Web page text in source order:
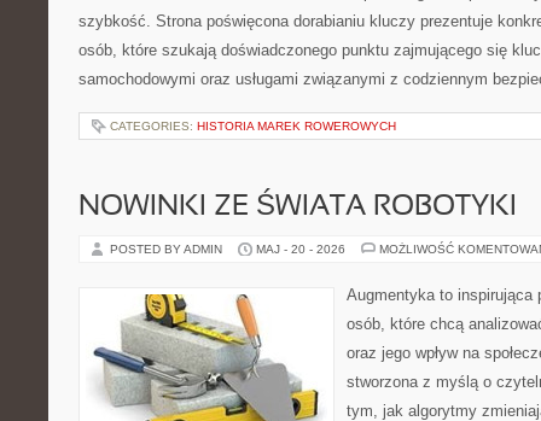
szybkość. Strona poświęcona dorabianiu kluczy prezentuje
osób, które szukają doświadczonego punktu zajmującego się
samochodowymi oraz usługami związanymi z codziennym
CATEGORIES: HISTORIA MAREK ROWEROWYCH
NOWINKI ZE ŚWIATA ROBOTYKI
POSTED BY ADMIN MAJ - 20 - 2026 MOŻLIWOŚĆ
Augmentyka to inspirująca
osób, które chcą
oraz jego wpływ na
stworzona z myślą o
tym, jak algorytmy